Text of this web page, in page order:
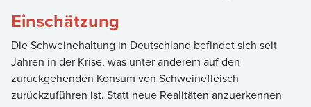
Einschätzung
Die Schweinehaltung in Deutschland befindet sich seit
Jahren in der Krise, was unter anderem auf den
zurückgehenden Konsum von Schweinefleisch
zurückzuführen ist. Statt neue Realitäten anzuerkennen